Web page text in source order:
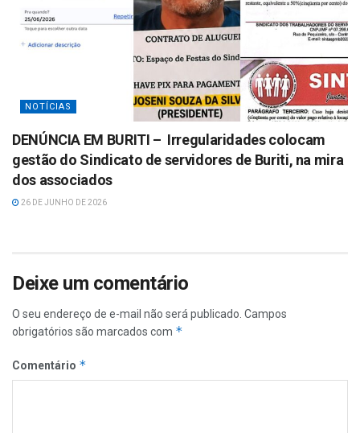
NOTÍCIAS
DENÚNCIA EM BURITI – Irregularidades colocam
gestão do Sindicato de servidores de Buriti, na mira
dos associados
26 DE JUNHO DE 2026
Deixe um comentário
O seu endereço de e-mail não será publicado. Campos
obrigatórios são marcados com *
Comentário *